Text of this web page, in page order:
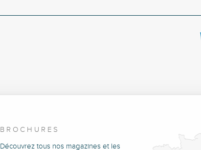
BROCHURES
Découvrez tous nos magazines et les